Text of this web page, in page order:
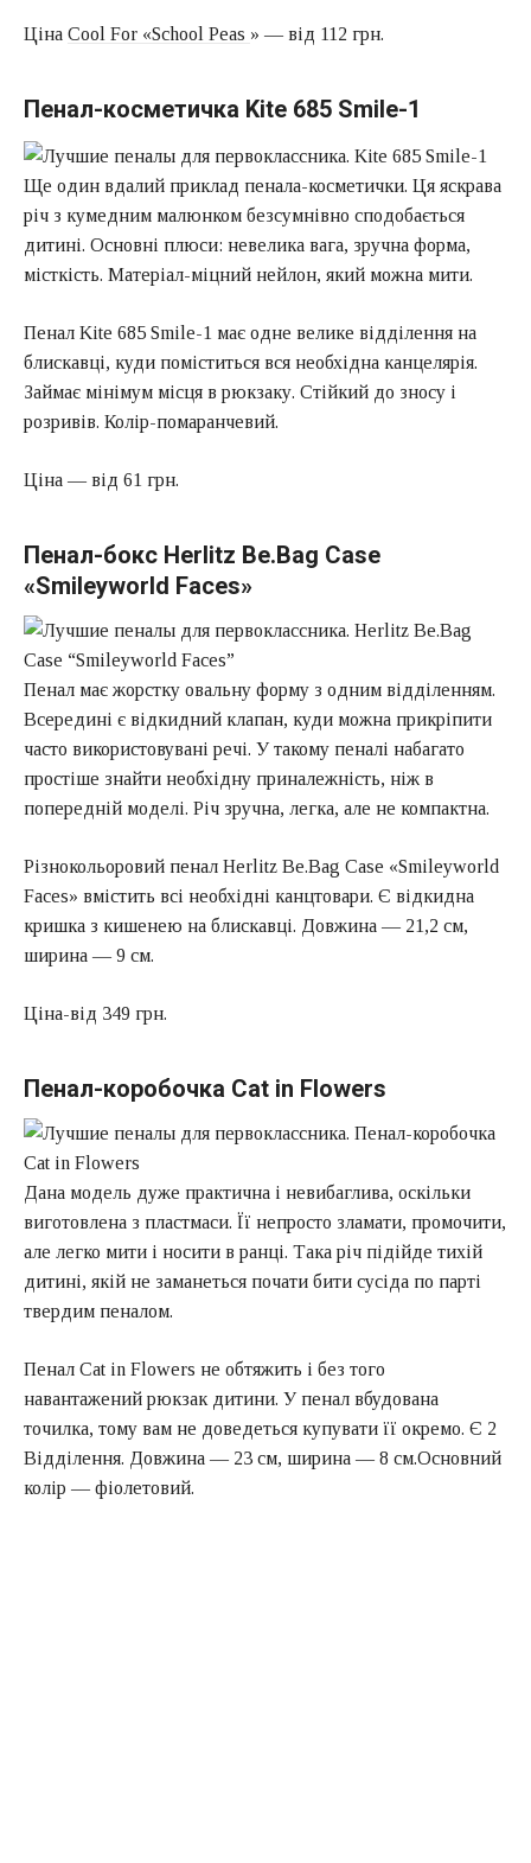
Ціна Cool For «School Peas » — від 112 грн.
Пенал-косметичка Kite 685 Smile-1
Ще один вдалий приклад пенала-косметички. Ця яскрава
річ з кумедним малюнком безсумнівно сподобається
дитині. Основні плюси: невелика вага, зручна форма,
місткість. Матеріал-міцний нейлон, який можна мити.
Пенал Kite 685 Smile-1 має одне велике відділення на
блискавці, куди поміститься вся необхідна канцелярія.
Займає мінімум місця в рюкзаку. Стійкий до зносу і
розривів. Колір-помаранчевий.
Ціна — від 61 грн.
Пенал-бокс Herlitz Be.Bag Case
«Smileyworld Faces»
Пенал має жорстку овальну форму з одним відділенням.
Всередині є відкидний клапан, куди можна прикріпити
часто використовувані речі. У такому пеналі набагато
простіше знайти необхідну приналежність, ніж в
попередній моделі. Річ зручна, легка, але не компактна.
Різнокольоровий пенал Herlitz Be.Bag Case «Smileyworld
Faces» вмістить всі необхідні канцтовари. Є відкидна
кришка з кишенею на блискавці. Довжина — 21,2 см,
ширина — 9 см.
Ціна-від 349 грн.
Пенал-коробочка Cat in Flowers
Дана модель дуже практична і невибаглива, оскільки
виготовлена з пластмаси. Її непросто зламати, промочити,
але легко мити і носити в ранці. Така річ підійде тихій
дитині, якій не заманеться почати бити сусіда по парті
твердим пеналом.
Пенал Cat in Flowers не обтяжить і без того
навантажений рюкзак дитини. У пенал вбудована
точилка, тому вам не доведеться купувати її окремо. Є 2
Відділення. Довжина — 23 см, ширина — 8 см.Основний
колір — фіолетовий.